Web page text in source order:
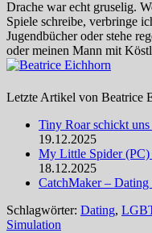
Drache war echt gruselig.
Spiele schreibe, verbringe
Jugendbücher oder stehe
oder meinen Mann mit
Letzte Artikel von Beatrice
Tiny Roar schickt
19.12.2025
My Little Spider (PC)
18.12.2025
CatchMaker – Dating
Schlagwörter: Dating,
Simulation